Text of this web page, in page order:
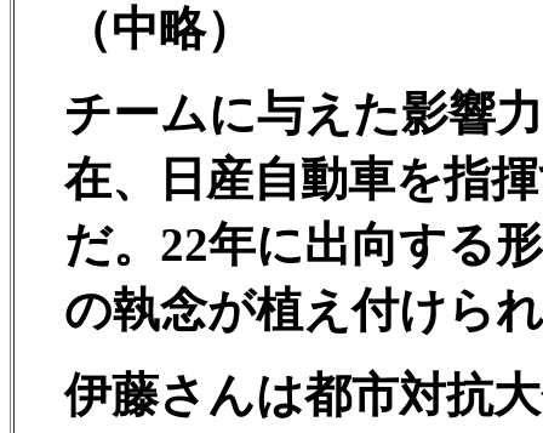
（中略）
チームに与えた影響
在、日産自動車を指
だ。22年に出向する
の執念が植え付けら
伊藤さんは都市対抗